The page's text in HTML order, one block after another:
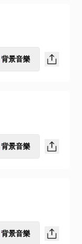
背景音樂
背景音樂
背景音樂